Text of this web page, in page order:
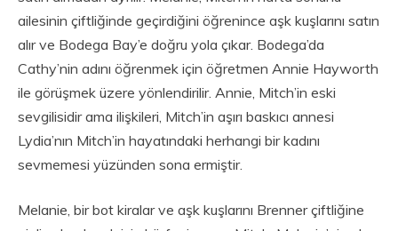
ailesinin çiftliğinde geçirdiğini öğrenince aşk kuşlarını satın
alır ve Bodega Bay’e doğru yola çıkar. Bodega’da
Cathy’nin adını öğrenmek için öğretmen Annie Hayworth
ile görüşmek üzere yönlendirilir. Annie, Mitch’in eski
sevgilisidir ama ilişkileri, Mitch’in aşırı baskıcı annesi
Lydia’nın Mitch’in hayatındaki herhangi bir kadını
sevmemesi yüzünden sona ermiştir.
Melanie, bir bot kiralar ve aşk kuşlarını Brenner çiftliğine